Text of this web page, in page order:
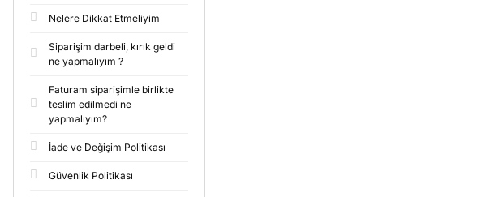
Nelere Dikkat Etmeliyim
Siparişim darbeli, kırık geldi
ne yapmalıyım ?
Faturam siparişimle birlikte
teslim edilmedi ne
yapmalıyım?
İade ve Değişim Politikası
Güvenlik Politikası